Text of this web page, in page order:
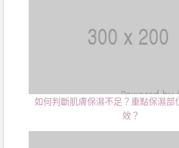
如何判斷肌膚保濕不足？重點保濕部
效？